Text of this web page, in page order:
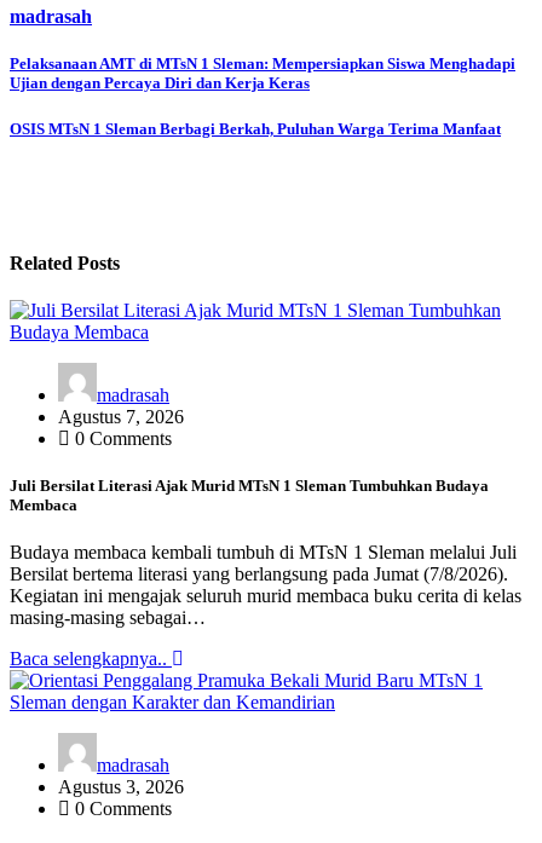
madrasah
Navigasi
pos
Pelaksanaan AMT di MTsN 1 Sleman: Mempersiapkan Siswa Menghadapi
Ujian dengan Percaya Diri dan Kerja Keras
OSIS MTsN 1 Sleman Berbagi Berkah, Puluhan Warga Terima Manfaat
Related Posts
madrasah
Agustus 7, 2026
0 Comments
Juli Bersilat Literasi Ajak Murid MTsN 1 Sleman Tumbuhkan Budaya
Membaca
Budaya membaca kembali tumbuh di MTsN 1 Sleman melalui Juli
Bersilat bertema literasi yang berlangsung pada Jumat (7/8/2026).
Kegiatan ini mengajak seluruh murid membaca buku cerita di kelas
masing-masing sebagai…
Baca selengkapnya..
madrasah
Agustus 3, 2026
0 Comments